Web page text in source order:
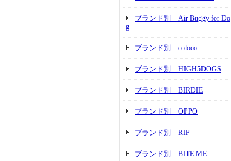
ブランド別 Air Buggy for Do
g
ブランド別 coloco
ブランド別 HIGH5DOGS
ブランド別 BIRDIE
ブランド別 OPPO
ブランド別 RIP
ブランド別 BITE ME